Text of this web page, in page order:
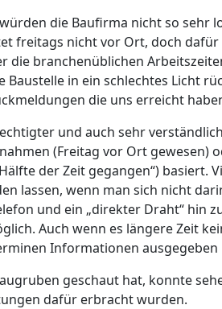
die Baufirma nicht so sehr
freitags nicht vor Ort, doch
die branchenüblichen
Baustelle in ein schlechtes Licht
die uns erreicht
und auch sehr
(Freitag vor Ort gewesen)
der Zeit gegangen“) basiert.
lassen, wenn man sich nicht
und ein „direkter Draht“ hin
Auch wenn es längere Zeit
Informationen
geschaut hat, konnte
dafür erbracht wurden.